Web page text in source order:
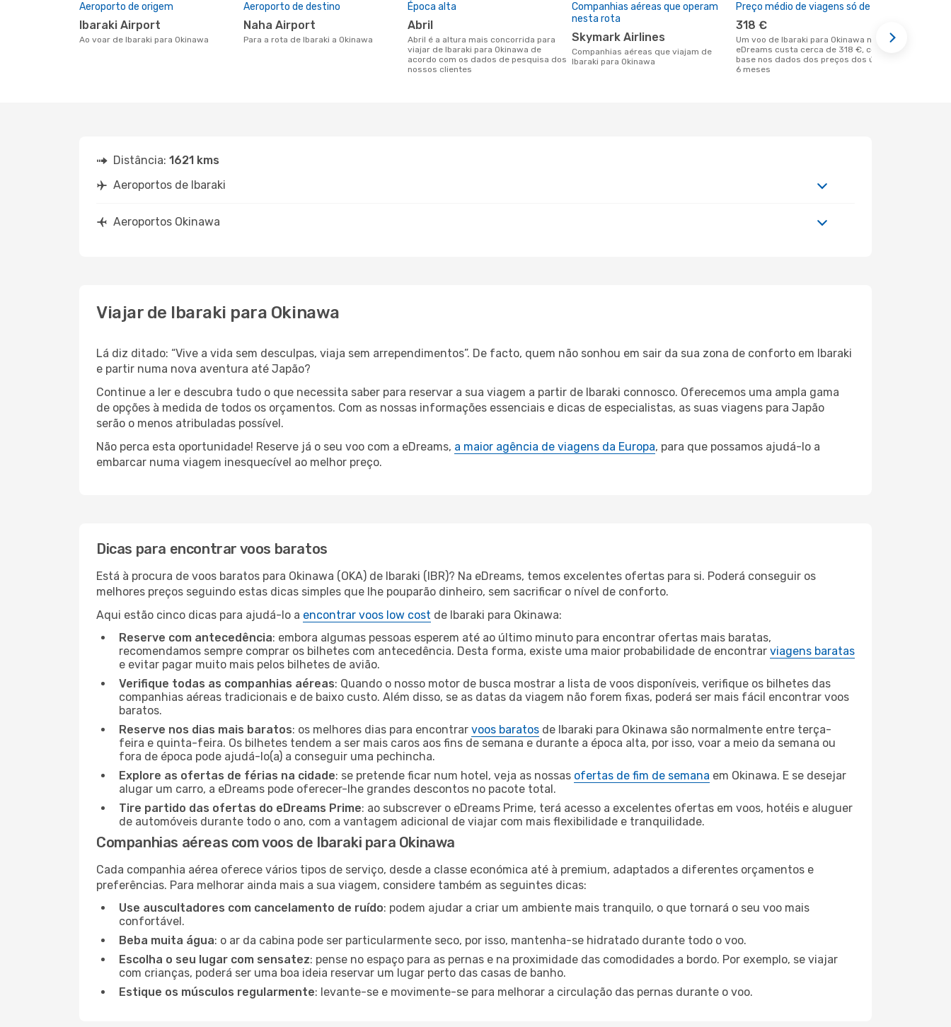
Aeroporto de origem
Ibaraki Airport
Ao voar de Ibaraki para Okinawa
Aeroporto de destino
Naha Airport
Para a rota de Ibaraki a Okinawa
Época alta
abril
abril é a altura mais concorrida para
viajar de Ibaraki para Okinawa de
acordo com os dados de pesquisa dos
nossos clientes
Companhias aéreas que operam
nesta rota
Skymark Airlines
Companhias aéreas que viajam de
Ibaraki para Okinawa
Preço médio de viagens só de ida
318 €
Um voo de Ibaraki para Okinawa na
eDreams custa cerca de 318 €, com
base nos dados dos preços dos últimos
6 meses
Distância: 1621 kms
Aeroportos de Ibaraki
Aeroportos Okinawa
Viajar de Ibaraki para Okinawa
Lá diz ditado: “Vive a vida sem desculpas, viaja sem arrependimentos”. De facto, quem não sonhou em sair da sua zona de conforto em Ibaraki
e partir numa nova aventura até Japão?
Continue a ler e descubra tudo o que necessita saber para reservar a sua viagem a partir de Ibaraki connosco. Oferecemos uma ampla gama
de opções à medida de todos os orçamentos. Com as nossas informações essenciais e dicas de especialistas, as suas viagens para Japão
serão o menos atribuladas possível.
Não perca esta oportunidade! Reserve já o seu voo com a eDreams, a maior agência de viagens da Europa, para que possamos ajudá-lo a
embarcar numa viagem inesquecível ao melhor preço.
Dicas para encontrar voos baratos
Está à procura de voos baratos para Okinawa (OKA) de Ibaraki (IBR)? Na eDreams, temos excelentes ofertas para si. Poderá conseguir os
melhores preços seguindo estas dicas simples que lhe pouparão dinheiro, sem sacrificar o nível de conforto.
Aqui estão cinco dicas para ajudá-lo a encontrar voos low cost de Ibaraki para Okinawa:
Reserve com antecedência: embora algumas pessoas esperem até ao último minuto para encontrar ofertas mais baratas,
recomendamos sempre comprar os bilhetes com antecedência. Desta forma, existe uma maior probabilidade de encontrar viagens baratas
e evitar pagar muito mais pelos bilhetes de avião.
Verifique todas as companhias aéreas: Quando o nosso motor de busca mostrar a lista de voos disponíveis, verifique os bilhetes das
companhias aéreas tradicionais e de baixo custo. Além disso, se as datas da viagem não forem fixas, poderá ser mais fácil encontrar voos
baratos.
Reserve nos dias mais baratos: os melhores dias para encontrar voos baratos de Ibaraki para Okinawa são normalmente entre terça-
feira e quinta-feira. Os bilhetes tendem a ser mais caros aos fins de semana e durante a época alta, por isso, voar a meio da semana ou
fora de época pode ajudá-lo(a) a conseguir uma pechincha.
Explore as ofertas de férias na cidade: se pretende ficar num hotel, veja as nossas ofertas de fim de semana em Okinawa. E se desejar
alugar um carro, a eDreams pode oferecer-lhe grandes descontos no pacote total.
Tire partido das ofertas do eDreams Prime: ao subscrever o eDreams Prime, terá acesso a excelentes ofertas em voos, hotéis e aluguer
de automóveis durante todo o ano, com a vantagem adicional de viajar com mais flexibilidade e tranquilidade.
Companhias aéreas com voos de Ibaraki para Okinawa
Cada companhia aérea oferece vários tipos de serviço, desde a classe económica até à premium, adaptados a diferentes orçamentos e
preferências. Para melhorar ainda mais a sua viagem, considere também as seguintes dicas:
Use auscultadores com cancelamento de ruído: podem ajudar a criar um ambiente mais tranquilo, o que tornará o seu voo mais
confortável.
Beba muita água: o ar da cabina pode ser particularmente seco, por isso, mantenha-se hidratado durante todo o voo.
Escolha o seu lugar com sensatez: pense no espaço para as pernas e na proximidade das comodidades a bordo. Por exemplo, se viajar
com crianças, poderá ser uma boa ideia reservar um lugar perto das casas de banho.
Estique os músculos regularmente: levante-se e movimente-se para melhorar a circulação das pernas durante o voo.